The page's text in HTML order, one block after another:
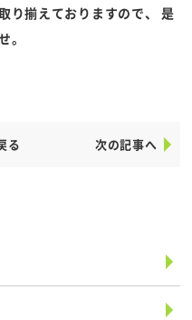
り揃えておりますので、 是
。
る 次の記事へ